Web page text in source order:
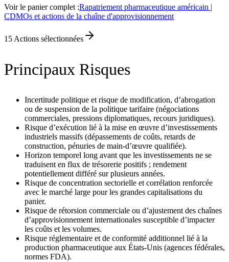
Voir le panier complet :Rapatriement pharmaceutique américain |
CDMOs et actions de la chaîne d'approvisionnement
15 Actions sélectionnées
Principaux Risques
Incertitude politique et risque de modification, d’abrogation
ou de suspension de la politique tarifaire (négociations
commerciales, pressions diplomatiques, recours juridiques).
Risque d’exécution lié à la mise en œuvre d’investissements
industriels massifs (dépassements de coûts, retards de
construction, pénuries de main‑d’œuvre qualifiée).
Horizon temporel long avant que les investissements ne se
traduisent en flux de trésorerie positifs ; rendement
potentiellement différé sur plusieurs années.
Risque de concentration sectorielle et corrélation renforcée
avec le marché large pour les grandes capitalisations du
panier.
Risque de rétorsion commerciale ou d’ajustement des chaînes
d’approvisionnement internationales susceptible d’impacter
les coûts et les volumes.
Risque réglementaire et de conformité additionnel lié à la
production pharmaceutique aux États‑Unis (agences fédérales,
normes FDA).